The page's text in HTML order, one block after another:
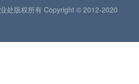
处版权所有 Copyright © 2012-2020